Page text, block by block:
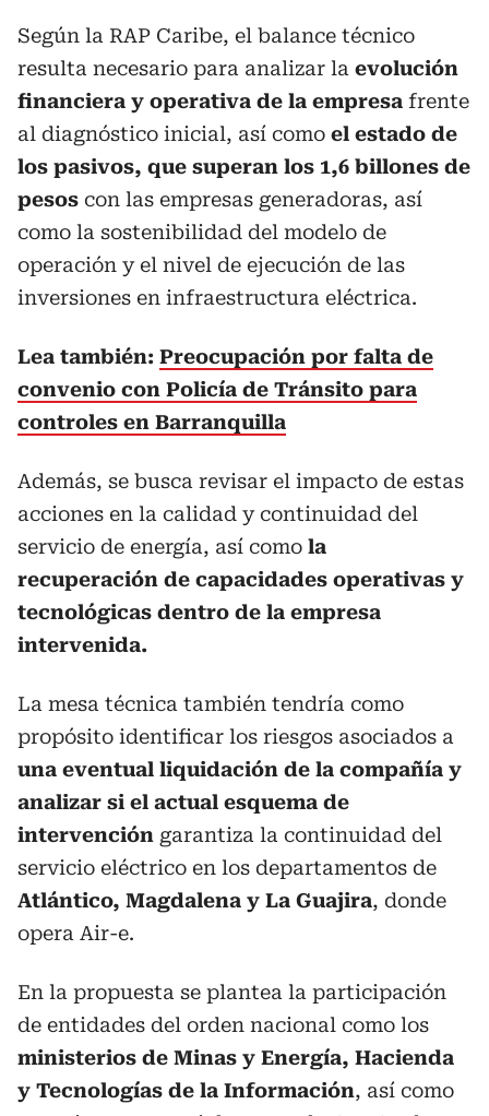
Según la RAP Caribe, el balance técnico
resulta necesario para analizar la evolución
financiera y operativa de la empresa frente
al diagnóstico inicial, así como el estado de
los pasivos, que superan los 1,6 billones de
pesos con las empresas generadoras, así
como la sostenibilidad del modelo de
operación y el nivel de ejecución de las
inversiones en infraestructura eléctrica.
Lea también: Preocupación por falta de
convenio con Policía de Tránsito para
controles en Barranquilla
Además, se busca revisar el impacto de estas
acciones en la calidad y continuidad del
servicio de energía, así como la
recuperación de capacidades operativas y
tecnológicas dentro de la empresa
intervenida.
La mesa técnica también tendría como
propósito identificar los riesgos asociados a
una eventual liquidación de la compañía y
analizar si el actual esquema de
intervención garantiza la continuidad del
servicio eléctrico en los departamentos de
Atlántico, Magdalena y La Guajira, donde
opera Air-e.
En la propuesta se plantea la participación
de entidades del orden nacional como los
ministerios de Minas y Energía, Hacienda
y Tecnologías de la Información, así como